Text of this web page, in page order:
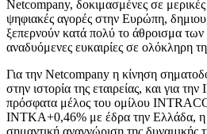
Netcompany, δοκιμασμένες σε μερικές
ψηφιακές αγορές στην Ευρώπη,
ξεπερνούν κατά πολύ το άθροισμα των
αναδυόμενες ευκαιρίες σε ολόκληρη
Για την Netcompany η κίνηση
στην ιστορία της εταιρείας, και για
πρόσφατα μέλος του ομίλου
ΙΝΤΚΑ+0,46% με έδρα την Ελλάδα, η
σημαντική αναγνώριση της δυναμικής